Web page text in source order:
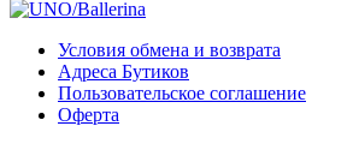
Условия обмена и возврата
Адреса Бутиков
Пользовательское соглашение
Оферта